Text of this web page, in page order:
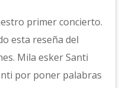
primer concierto.
esta reseña del
Mila esker Santi
por poner palabras